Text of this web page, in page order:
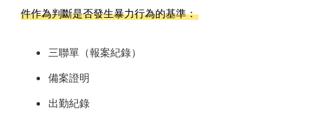
件作為判斷是否發生暴力行為的基準：
三聯單（報案紀錄）
備案證明
出勤紀錄